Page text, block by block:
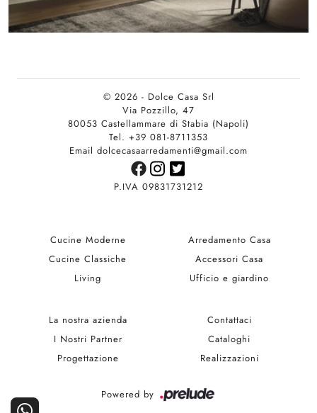
© 2026 - Dolce Casa Srl
Via Pozzillo, 47
80053 Castellammare di Stabia (Napoli)
Tel. +39 081-8711353
Email dolcecasaarredamenti@gmail.com
P.IVA 09831731212
Cucine Moderne
Cucine Classiche
Living
Arredamento Casa
Accessori Casa
Ufficio e giardino
La nostra azienda
I Nostri Partner
Progettazione
Contattaci
Cataloghi
Realizzazioni
Powered by